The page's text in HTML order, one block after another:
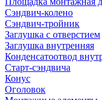
Сэндвич-колено
Сэндвич-тройник
Заглушка с отверстием
Заглушка внутренняя
Конденсатоотвод
Старт-сэндвича
Конус
Оголовок